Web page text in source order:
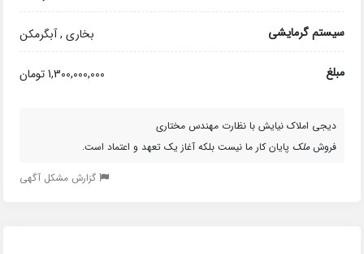
سیستم گرمایشی بخاری , آبگرمکن
مبلغ 1,300,000,000 تومان
دیجی املاک نیایش با نظارت مهندس مختاری
فروشملک پایان کار ما نیست بلکه آغاز یک تعهد و اعتماد است.
گزارش مشکل آگهی